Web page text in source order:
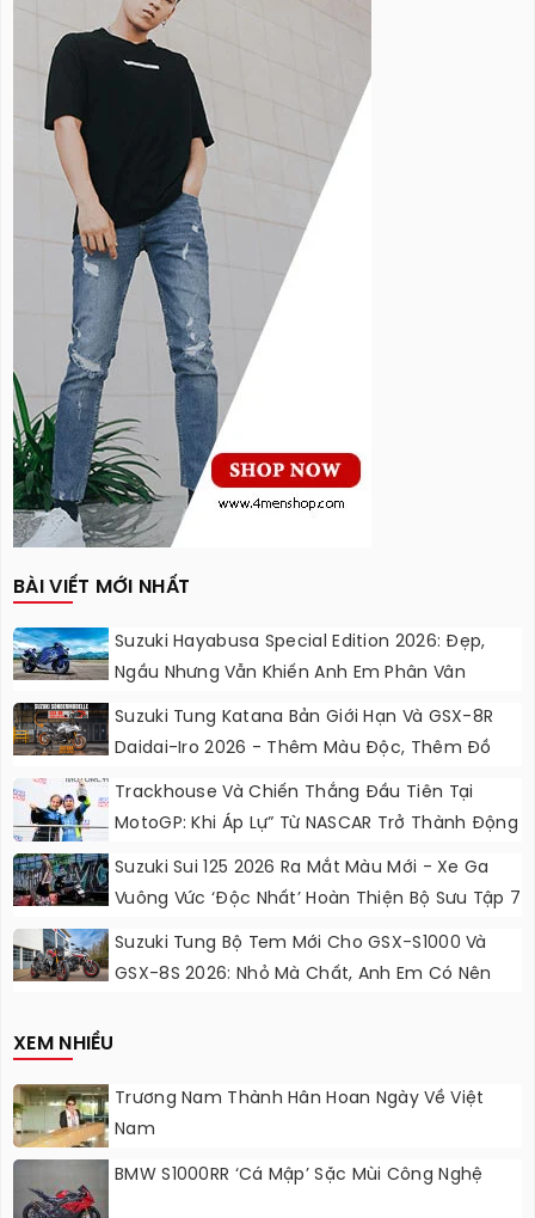
BÀI VIẾT MỚI NHẤT
Suzuki Hayabusa Special Edition 2026: Đẹp,
Ngầu Nhưng Vẫn Khiến Anh Em Phân Vân
Suzuki Tung Katana Bản Giới Hạn Và GSX-8R
Daidai-Iro 2026 - Thêm Màu Độc, Thêm Đồ
Chơi, Thêm Cá Tính
Trackhouse Và Chiến Thắng Đầu Tiên Tại
MotoGP: Khi Áp Lự” Từ NASCAR Trở Thành Động
Suzuki Sui 125 2026 Ra Mắt Màu Mới - Xe Ga
Vuông Vức ‘độc Nhất’ Hoàn Thiện Bộ Sưu Tập 7
Suzuki Tung Bộ Tem Mới Cho GSX-S1000 Và
GSX-8S 2026: Nhỏ Mà Chất, Anh Em Có Nên
XEM NHIỀU
Trương Nam Thành Hân Hoan Ngày Về Việt
Nam
BMW S1000RR ‘Cá Mập’ Sặc Mùi Công Nghệ